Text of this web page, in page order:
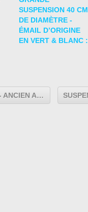
SUSPENSION 40 CM
DE DIAMÈTRE -
ÉMAIL D’ORIGINE
EN VERT & BLANC :
SUSPENSION 35 CM DE DIAMÈTRE - ANCIEN ABAT JOUR USINE - ÉMAIL NOIR ET BLANC :